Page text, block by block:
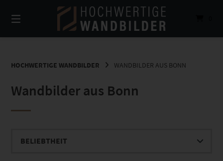
zum
Inhalt
HOCHWERTIGE WANDBILDER WANDBILDER AUS BONN
Wandbilder aus Bonn